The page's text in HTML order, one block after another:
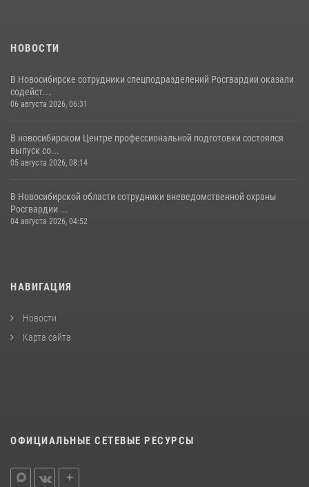
НОВОСТИ
В Новосибирске сотрудники спецподразделений Росгвардии оказали
содейст...
06 августа 2026, 06:31
В новосибирском Центре профессиональной подготовки состоялся
выпуск со...
05 августа 2026, 08:14
В Новосибирской области сотрудники вневедомственной охраны
Росгвардии ...
04 августа 2026, 04:52
НАВИГАЦИЯ
Новости
Карта сайта
ОФИЦИАЛЬНЫЕ СЕТЕВЫЕ РЕСУРСЫ